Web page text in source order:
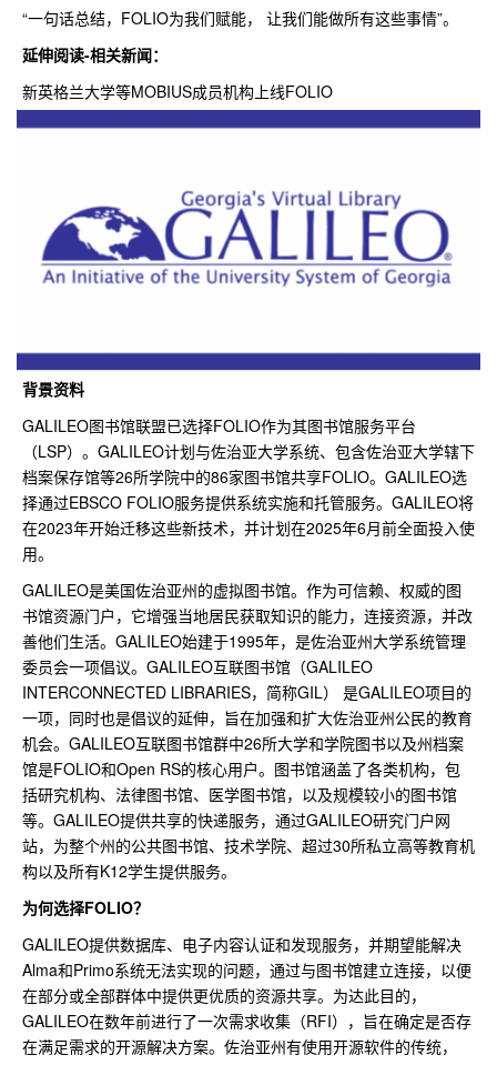
“一句话总结，FOLIO为我们赋能， 让我们能做所有这些事情”。
延伸阅读-相关新闻：
新英格兰大学等MOBIUS成员机构上线FOLIO
背景资料
GALILEO图书馆联盟已选择FOLIO作为其图书馆服务平台
（LSP）。GALILEO计划与佐治亚大学系统、包含佐治亚大学辖下
档案保存馆等26所学院中的86家图书馆共享FOLIO。GALILEO选
择通过EBSCO FOLIO服务提供系统实施和托管服务。GALILEO将
在2023年开始迁移这些新技术，并计划在2025年6月前全面投入使
用。
GALILEO是美国佐治亚州的虚拟图书馆。作为可信赖、权威的图
书馆资源门户，它增强当地居民获取知识的能力，连接资源，并改
善他们生活。GALILEO始建于1995年，是佐治亚州大学系统管理
委员会一项倡议。GALILEO互联图书馆（GALILEO
INTERCONNECTED LIBRARIES，简称GIL） 是GALILEO项目的
一项，同时也是倡议的延伸，旨在加强和扩大佐治亚州公民的教育
机会。GALILEO互联图书馆群中26所大学和学院图书以及州档案
馆是FOLIO和Open RS的核心用户。图书馆涵盖了各类机构，包
括研究机构、法律图书馆、医学图书馆，以及规模较小的图书馆
等。GALILEO提供共享的快递服务，通过GALILEO研究门户网
站，为整个州的公共图书馆、技术学院、超过30所私立高等教育机
构以及所有K12学生提供服务。
为何选择FOLIO？
GALILEO提供数据库、电子内容认证和发现服务，并期望能解决
Alma和Primo系统无法实现的问题，通过与图书馆建立连接，以便
在部分或全部群体中提供更优质的资源共享。为达此目的，
GALILEO在数年前进行了一次需求收集（RFI），旨在确定是否存
在满足需求的开源解决方案。佐治亚州有使用开源软件的传统，